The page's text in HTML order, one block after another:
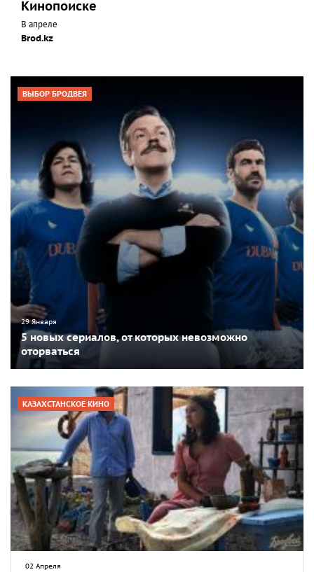
Кинопоиске
В апреле
Brod.kz
ВЫБОР БРОДВЕЯ
29 Января
5 новых сериалов, от которых невозможно
оторваться
КАЗАХСТАНСКОЕ КИНО
02 Апреля